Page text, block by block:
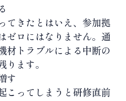
てきたとはいえ、参加拠
ゼロにはなりません。通
材トラブルによる中断の
ます。
す
こってしまうと研修直前